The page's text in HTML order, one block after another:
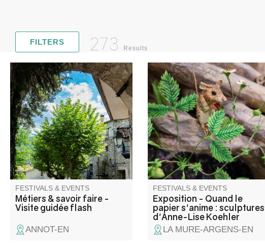
FILTERS 273 Results
Perched at an altitude of 700 m
in the Vaïre valley, Annot can
be discovered through the
trades and skills of yesteryear.
Water, an essential resource,
was the lifeblood of mills,
laundries and workshops, at
the heart of an ingenious local
economy.
FESTIVALS & EVENTS
Métiers & savoir faire -
Visite guidée flash
ANNOT-EN
This summer, come and
discover the work of Anne-Lise
Koehler at the Musée
Intercommunal. A multi-
disciplinary artist, sculptor,
visual artist and artistic director,
she has been shaping a world
where paper becomes living
matter for over twenty years.
FESTIVALS & EVENTS
Exposition - Quand le
papier s'anime : sculptures
d'Anne-Lise Koehler
LA MURE-ARGENS-EN